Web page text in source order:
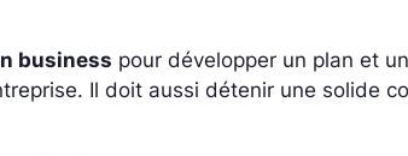
business pour développer un plan et
Il doit aussi détenir une solide